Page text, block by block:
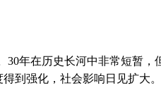
30年在历史长河中非常短暂，
到强化，社会影响日见扩大